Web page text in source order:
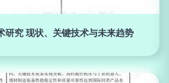
研究 现状、关键技术与未来趋势